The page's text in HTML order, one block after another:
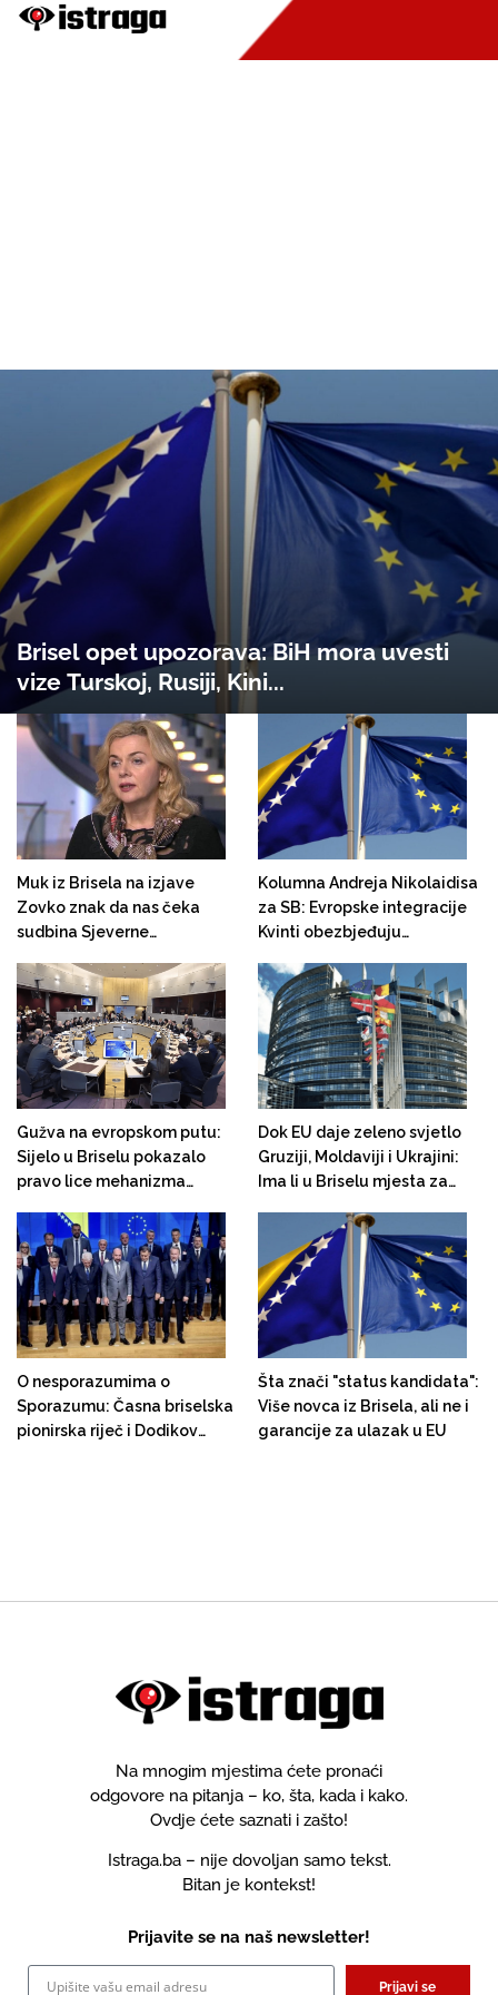
Brisel opet upozorava: BiH mora uvesti
vize Turskoj, Rusiji, Kini...
Muk iz Brisela na izjave
Zovko znak da nas čeka
sudbina Sjeverne
pogubnu politiku Hrvatske
prema BiH
Kolumna Andreja Nikolaidisa
za SB: Evropske integracije
Kvinti obezbjeđuju
kolonijalne prakse koje
sprovode!
Gužva na evropskom putu:
Sijelo u Briselu pokazalo
pravo lice mehanizma
Dok EU daje zeleno svjetlo
Gruziji, Moldaviji i Ukrajini:
Ima li u Briselu mjesta za
O nesporazumima o
Sporazumu: Časna briselska
pionirska riječ i Dodikov
Šta znači "status kandidata":
Više novca iz Brisela, ali ne i
garancije za ulazak u EU
Na mnogim mjestima ćete pronaći
odgovore na pitanja – ko, šta, kada i kako.
Ovdje ćete saznati i zašto!
Istraga.ba – nije dovoljan samo tekst.
Bitan je kontekst!
Prijavite se na naš newsletter!
Prijavi se